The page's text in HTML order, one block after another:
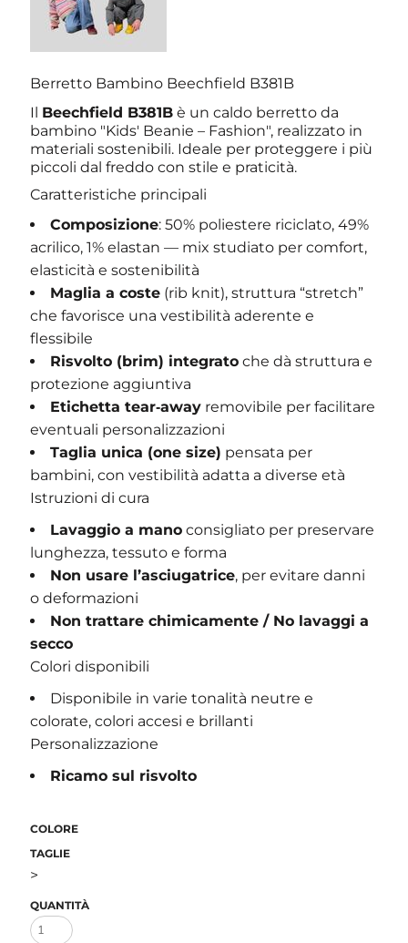
Berretto Bambino Beechfield B381B
Il Beechfield B381B è un caldo berretto da
bambino "Kids' Beanie – Fashion", realizzato in
materiali sostenibili. Ideale per proteggere i più
piccoli dal freddo con stile e praticità.
Caratteristiche principali
Composizione: 50% poliestere riciclato, 49%
acrilico, 1% elastan — mix studiato per comfort,
elasticità e sostenibilità
Maglia a coste (rib knit), struttura “stretch”
che favorisce una vestibilità aderente e
flessibile
Risvolto (brim) integrato che dà struttura e
protezione aggiuntiva
Etichetta tear‑away removibile per facilitare
eventuali personalizzazioni
Taglia unica (one size) pensata per
bambini, con vestibilità adatta a diverse età
Istruzioni di cura
Lavaggio a mano consigliato per preservare
lunghezza, tessuto e forma
Non usare l’asciugatrice, per evitare danni
o deformazioni
Non trattare chimicamente / No lavaggi a
secco
Colori disponibili
Disponibile in varie tonalità neutre e
colorate, colori accesi e brillanti
Personalizzazione
Ricamo sul risvolto
COLORE
TAGLIE
>
QUANTITÀ